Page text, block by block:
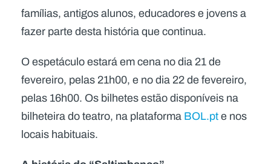
famílias, antigos alunos, educadores e jovens a
fazer parte desta história que continua.
O espetáculo estará em cena no dia 21 de
fevereiro, pelas 21h00, e no dia 22 de fevereiro,
pelas 16h00. Os bilhetes estão disponíveis na
bilheteira do teatro, na plataformaBOL.pte nos
locais habituais.